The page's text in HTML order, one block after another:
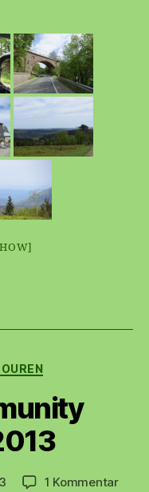
1 Kommentarzu